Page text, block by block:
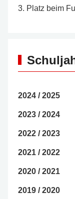
3. Platz beim
2024 / 2025
2023 / 2024
2022 / 2023
2021 / 2022
2020 / 2021
2019 / 2020